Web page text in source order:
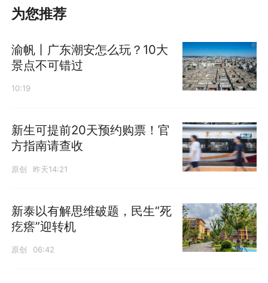
为您推荐
渝帆丨广东潮安怎么玩？10大
景点不可错过
10:19
新生可提前20天预约购票！官
方指南请查收
原创 昨天14:21
新泰以有解思维破题，民生“死
疙瘩”迎转机
原创 06:42